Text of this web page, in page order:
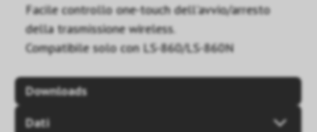
Facile controllo one-touch dell'avvio/arresto
della trasmissione wireless.
Compatibile solo con LS-860/LS-860N
Downloads
Dati